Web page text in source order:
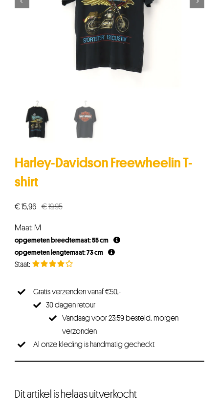
Harley-Davidson Freewheelin T-
shirt
€19,95Oorspronkelijke
€19,95.
€15,96
Huidige
€15,96.
Maat: M
opgemeten breedtemaat: 55 cm
opgemeten lengtemaat: 73 cm
Gratis verzenden vanaf €50,-
30 dagen retour
Vandaag voor 23:59 besteld, morgen
verzonden
Al onze kleding is handmatig gecheckt
Dit artikel is helaas uitverkocht